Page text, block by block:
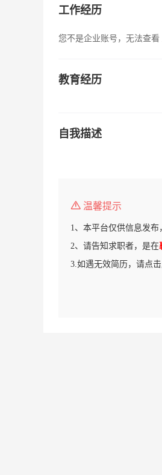
工作经历
您不是企业账号，无法查看
教育经历
自我描述
温馨提示
1、本平台仅供信息发布
2、请告知求职者，是在
3.如遇无效简历，请点